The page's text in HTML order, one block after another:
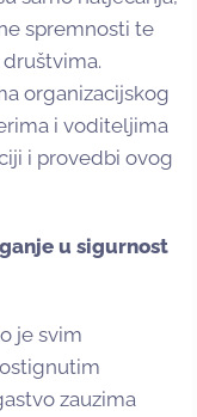
spremnosti te
organizacijskog
i voditeljima
i provedbi ovog
u sigurnost
je svim
zauzima